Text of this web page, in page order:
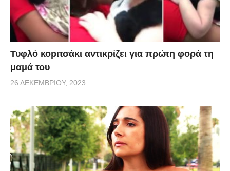
Τυφλό κοpιτσάκι αντικρίζει για πρώτη φορά τη
μαμά του
26 ΔΕΚΕΜΒΡΊΟΥ, 2023